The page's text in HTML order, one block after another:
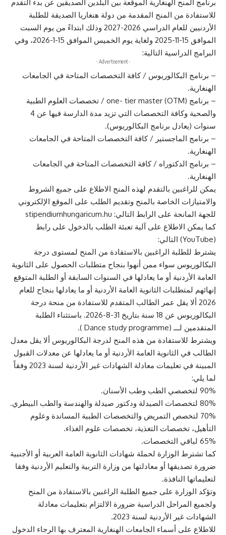
برنامج المنح الهنغارية الموقعة بين البلدين الصديقين عن بدء التقدم
للاستفادة من المنح المقدمة من دولة هنغاريا الصديقة للطلبة
الأردنيين للعام الدراسي 2026-2027 وذلك ابتداءً من يوم السبت
الموافق 15-11-2025 ولغاية يوم الخميس الموافق 15-1-2026، وفي
البرامج الدراسية التالية:
- Advertisement -
– برنامج البكالوريوس / كافة التخصصات المتاحة في الجامعات
الهنغارية.
– برنامج one- tier master (OTM) / تخصصات العلوم الطبية
والصحية وكافة التخصصات التي تزيد مدة الدارسة فيها عن 4
سنوات (يعادل برنامج البكالوريوس).
– برنامج الماجستير / كافة التخصصات المتاحة في الجامعات
الهنغارية.
– برنامج الدكتوراه / كافة التخصصات المتاحة في الجامعات
الهنغارية.
يمكن للراغبين بالتقدم لهذه المنح الاطلاع على جميع الشروط
والامتيازات الخاصة بالمنح وتقديم الطلب على الموقع الإلكتروني
للجهة المانحة على الرابط التالي: stipendiumhungaricum.hu
كما يمكن الاطلاع على آلية تعبئة الطلب بالدخول على رابط
(YouTube) التالي:
يشترط للطلبة الراغبين بالاستفادة من المنح لمستوى درجة
البكالوريوس سواء ممن أنهوا بنجاح متطلبات الحصول على الثانوية
العامة الأردنية أو ما يعادلها في السنوات السابقة أو الطلبة المتوقع
إنهائهم لمتطلبات الثانوية العامة الأردنية أو ما يعادلها بنجاح للعام
2026 ألا يقل عمر الطالب المتقدم للاستفادة من منحة درجة
البكالوريوس عن 18 سنة بتاريخ 31-8-2026. باستثناء الطلبة
المتقدمين لـــ (Dance study programme ).
ويشترط للاستفادة من هذه المنح لدرجة البكالوريوس ألا يقل معدل
الطالب في الثانوية العامة الأردنية أو ما يعادلها عن معدلات القبول
المبينة في تعليمات معادلة الشهادات غير الأردنية لسنة 2023 وفقاً
لما يلي:
90% لتخصصي الطب وطب الأسنان.
80% لتخصصات الصيدلة ودكتور صيدلة والهندسة والطب البيطري.
70% لتخصص التمريض والتخصصات الطبية المساندة وعلوم
التأهيل، تخصصات التغذية، تخصصات علوم الغذاء.
65% لباقي التخصصات.
كما تشترط الوزارة لحملة شهادات الثانوية العامة العربية أو الأجنبية
ضرورة تصديقها أو معادلتها من وزارة التربية والتعليم الأردنية وفقا
لتعليماتها النافذة.
وتؤكد الوزارة على جميع الطلبة الراغبين بالاستفادة من المنح
ولجميع المراحل الدراسية ضرورة الالتزام بتعليمات معادلة
الشهادات غير الأردنية لسنة 2023.
للاطلاع على أسماء الجامعات الهنغارية المعترف بها الرجاء الدخول